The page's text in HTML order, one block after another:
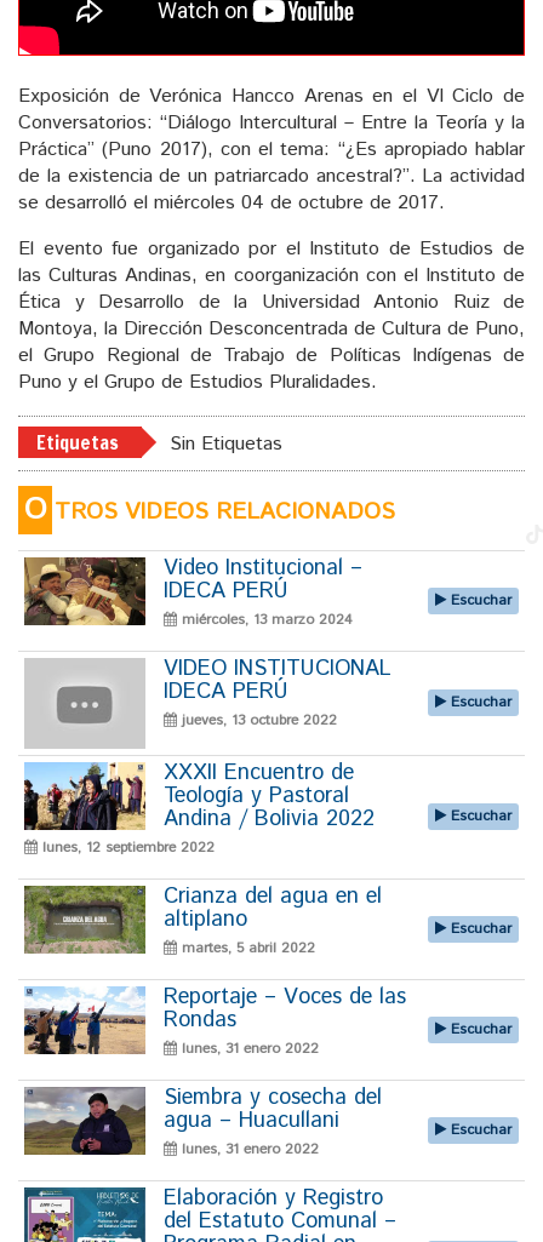
Exposición de Verónica Hancco Arenas en el VI Ciclo de
Conversatorios: “Diálogo Intercultural – Entre la Teoría y la
Práctica” (Puno 2017), con el tema: “¿Es apropiado hablar
de la existencia de un patriarcado ancestral?”. La actividad
se desarrolló el miércoles 04 de octubre de 2017.
El evento fue organizado por el Instituto de Estudios de
las Culturas Andinas, en coorganización con el Instituto de
Ética y Desarrollo de la Universidad Antonio Ruiz de
Montoya, la Dirección Desconcentrada de Cultura de Puno,
el Grupo Regional de Trabajo de Políticas Indígenas de
Puno y el Grupo de Estudios Pluralidades.
Etiquetas Sin Etiquetas
O TROS VIDEOS RELACIONADOS
Video Institucional –
IDECA PERÚ
miércoles, 13 marzo 2024
Escuchar
VIDEO INSTITUCIONAL
IDECA PERÚ
jueves, 13 octubre 2022
Escuchar
XXXII Encuentro de
Teología y Pastoral
Andina / Bolivia 2022
lunes, 12 septiembre 2022
Escuchar
Crianza del agua en el
altiplano
martes, 5 abril 2022
Escuchar
Reportaje – Voces de las
Rondas
lunes, 31 enero 2022
Escuchar
Siembra y cosecha del
agua – Huacullani
lunes, 31 enero 2022
Escuchar
Elaboración y Registro
del Estatuto Comunal –